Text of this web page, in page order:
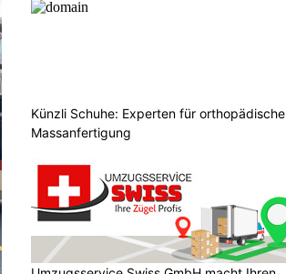
Künzli Schuhe: Experten für orthopädische
Massanfertigung